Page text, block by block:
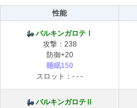
性能
バルキンガロテⅠ
攻撃：238
防御+20
睡眠150
スロット：- - -
バルキンガロテⅡ